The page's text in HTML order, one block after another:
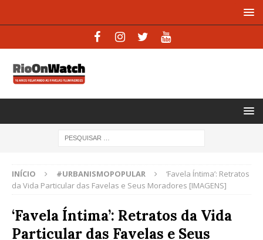
INÍCIO #URBANISMOPOPULAR
‘Favela Íntima’: Retratos
da Vida Particular das Favelas e Seus Moradores [IMAGENS]
‘Favela Íntima’: Retratos da Vida
Particular das Favelas e Seus